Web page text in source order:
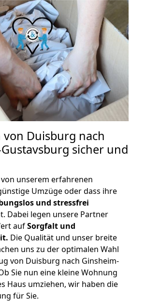
von Duisburg nach
sicher und
unserem erfahrenen
Umzüge oder dass ihre
und stressfrei
Dabei legen unsere Partner
aufSorgfalt und
Die Qualität und unser breite
uns zu der optimalen Wahl
von Duisburg nach Ginsheim-
Sie nun eine kleine Wohnung
Haus umziehen, wir haben die
für Sie.